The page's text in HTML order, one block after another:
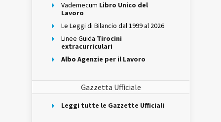
Vademecum Libro Unico del
Lavoro
Le Leggi di Bilancio dal 1999 al 2026
Linee Guida Tirocini
extracurriculari
Albo Agenzie per il Lavoro
Gazzetta Ufficiale
Leggi tutte le Gazzette Ufficiali